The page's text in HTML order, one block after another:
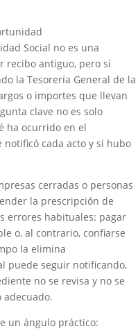
Social no es una
recibo antiguo, pero sí
la Tesorería General de la
o importes que llevan
clave no es solo
ha ocurrido en el
notificó cada acto y si hubo
cerradas o personas
la prescripción de
errores habituales: pagar
o, al contrario, confiarse
la elimina
puede seguir notificando,
no se revisa y no se
un ángulo práctico: